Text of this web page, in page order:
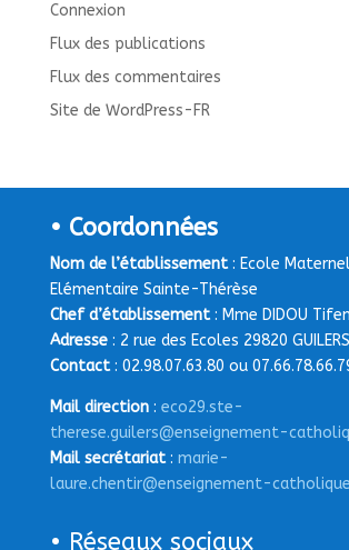
Connexion
Flux des publications
Flux des commentaires
Site de WordPress-FR
• Coordonnées
Nom de l’établissement: Ecole
Elémentaire Sainte-Thérèse
Chef d’établissement: Mme DIDOU
Adresse: 2 rue des Ecoles 29820 GUILERS
Contact: 02.98.07.63.80 ou
Mail direction: eco29.ste-
therese.guilers@enseignement-
Mail secrétariat: marie-
laure.chentir@enseignement-
• Réseaux sociaux